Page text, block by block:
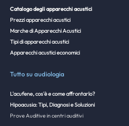
Catalogo degli apparecchi acustici
Prezzi apparecchi acustici
Marche di Apparecchi Acustici
Tipi di apparecchi acustici
Apparecchi acustici economici
Tutto su audiologia
L'acufene, cos'è e come affrontarlo?
Hipoacusia: Tipi, Diagnosi e Soluzioni
Prove Auditive in centri auditivi